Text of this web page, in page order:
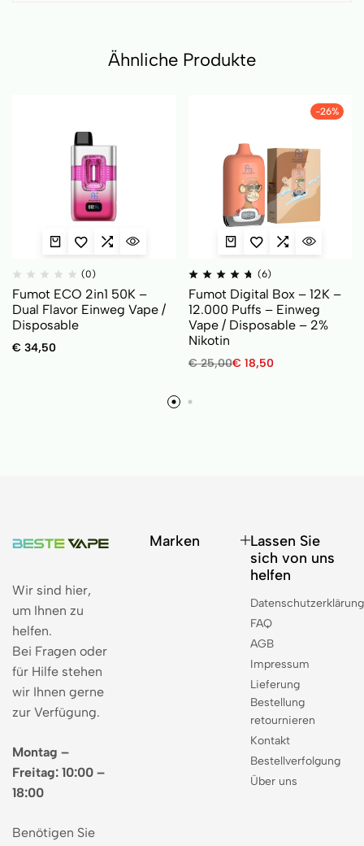
Ähnliche Produkte
(0)
Fumot ECO 2in1 50K –
Dual Flavor Einweg Vape /
Disposable
€ 34,50
-26%
(6)
Fumot Digital Box – 12K –
12.000 Puffs – Einweg
Vape / Disposable – 2%
Nikotin
€25,00€ 18,50
Wir sind hier,
um Ihnen zu
helfen.
Bei Fragen oder
für Hilfe stehen
wir Ihnen gerne
zur Verfügung.
Montag –
Freitag: 10:00 –
18:00
Benötigen Sie
Marken
Lassen Sie
sich von uns
helfen
Datenschutzerklärung
FAQ
AGB
Impressum
Lieferung
Bestellung
retournieren
Kontakt
Bestellverfolgung
Über uns